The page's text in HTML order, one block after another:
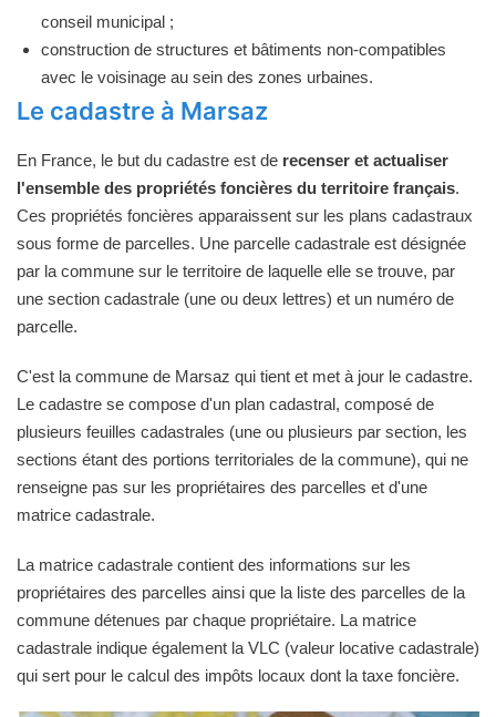
conseil municipal ;
construction de structures et bâtiments non-compatibles
avec le voisinage au sein des zones urbaines.
Le cadastre à Marsaz
En France, le but du cadastre est de recenser et actualiser
l'ensemble des propriétés foncières du territoire français.
Ces propriétés foncières apparaissent sur les plans cadastraux
sous forme de parcelles. Une parcelle cadastrale est désignée
par la commune sur le territoire de laquelle elle se trouve, par
une section cadastrale (une ou deux lettres) et un numéro de
parcelle.
C'est la commune de Marsaz qui tient et met à jour le cadastre.
Le cadastre se compose d'un plan cadastral, composé de
plusieurs feuilles cadastrales (une ou plusieurs par section, les
sections étant des portions territoriales de la commune), qui ne
renseigne pas sur les propriétaires des parcelles et d'une
matrice cadastrale.
La matrice cadastrale contient des informations sur les
propriétaires des parcelles ainsi que la liste des parcelles de la
commune détenues par chaque propriétaire. La matrice
cadastrale indique également la VLC (valeur locative cadastrale)
qui sert pour le calcul des impôts locaux dont la taxe foncière.